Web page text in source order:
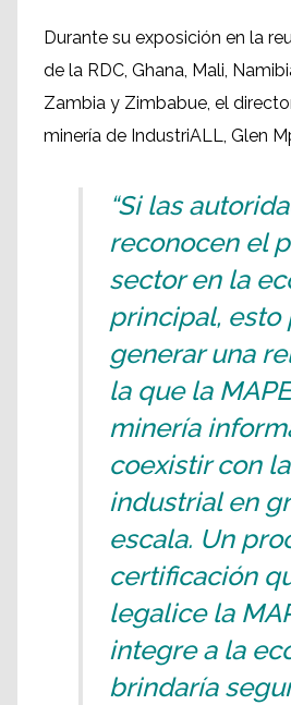
Durante su exposición en la
de la RDC, Ghana, Mali,
Zambia y Zimbabue, el
minería de IndustriALL, Glen
“Si las
reconocen el
sector en la
principal, esto
generar una
la que la
minería
coexistir con
industrial en
escala. Un
certificación
legalice la
integre a la
brindaría